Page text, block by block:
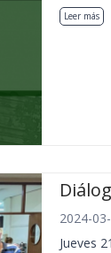
Leer más
2024-
Jueves